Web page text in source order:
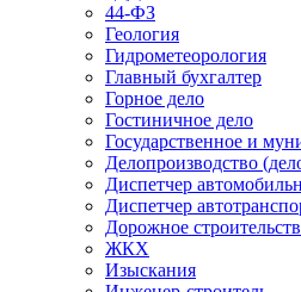
44-ФЗ
Геология
Гидрометеорология
Главный бухгалтер
Горное дело
Гостиничное дело
Государственное и
Делопроизводство
Диспетчер
Диспетчер
Дорожное
ЖКХ
Изыскания